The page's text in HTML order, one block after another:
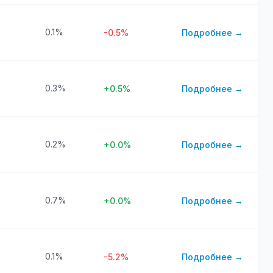
0.1% -0.5% Подробнее →
0.3% +0.5% Подробнее →
0.2% +0.0% Подробнее →
0.7% +0.0% Подробнее →
0.1% -5.2% Подробнее →